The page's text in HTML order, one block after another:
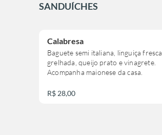
SANDUÍCHES
Calabresa
Baguete semi italiana, linguiça fresca
grelhada, queijo prato e vinagrete.
Acompanha maionese da casa.
R$ 28,00